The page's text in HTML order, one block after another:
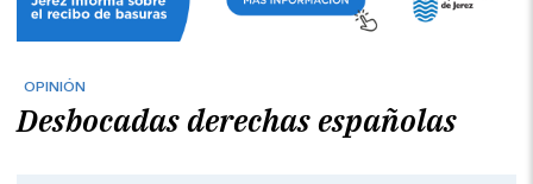
OPINIÓN
Desbocadas derechas españolas